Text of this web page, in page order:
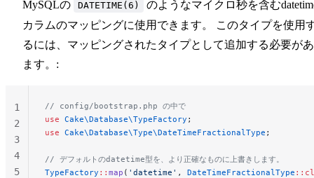
MySQLの DATETIME(6)
のようなマイクロ秒を含む
カラムのマッピングに使用できます。 このタイプを使用
るには、マッピングされたタイプとして追加する必要が
ます。:
// config/bootstrap.php の中で
use Cake\Database\TypeFactory ;
use Cake\Database\Type\DateTimeFractionalType ;
// デフォルトのdatetime型を、より正確なものに上書きします。
TypeFactory :: map ( 'datetime' , DateTimeFractionalType
1
2
3
4
5